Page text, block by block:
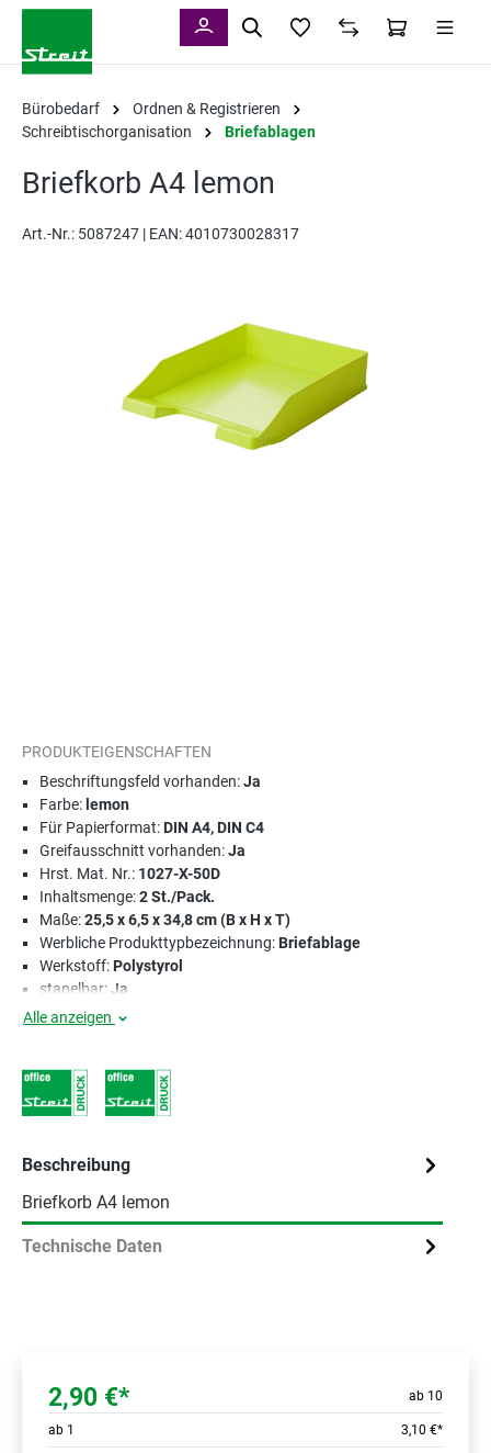
Bürobedarf
Ordnen & Registrieren
Schreibtischorganisation
Briefablagen
Briefkorb A4 lemon
Art.-Nr.: 5087247 | EAN: 4010730028317
PRODUKTEIGENSCHAFTEN
Beschriftungsfeld vorhanden:Ja
Farbe: lemon
Für Papierformat:DIN A4, DIN C4
Greifausschnitt vorhanden:Ja
Hrst. Mat. Nr.: 1027-X-50D
Inhaltsmenge:2 St./Pack.
Maße:25,5 x 6,5 x 34,8 cm (B x H x T)
Werbliche Produkttypbezeichnung:Briefablage
Werkstoff:Polystyrol
stapelbar:Ja
Alle anzeigen
Beschreibung
Briefkorb A4 lemon
Technische Daten
2,90 €* ab 10
ab 1 3,10 €*